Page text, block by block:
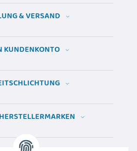
& VERSAND
KUNDENKONTO